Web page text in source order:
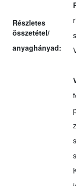
Részletes
összetétel/
anyaghányad: